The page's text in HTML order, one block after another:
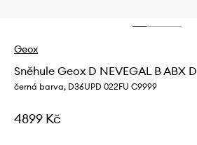
Geox
Sněhule Geox D NEVEGAL B ABX D
černá barva, D36UPD 022FU C9999
4899 Kč